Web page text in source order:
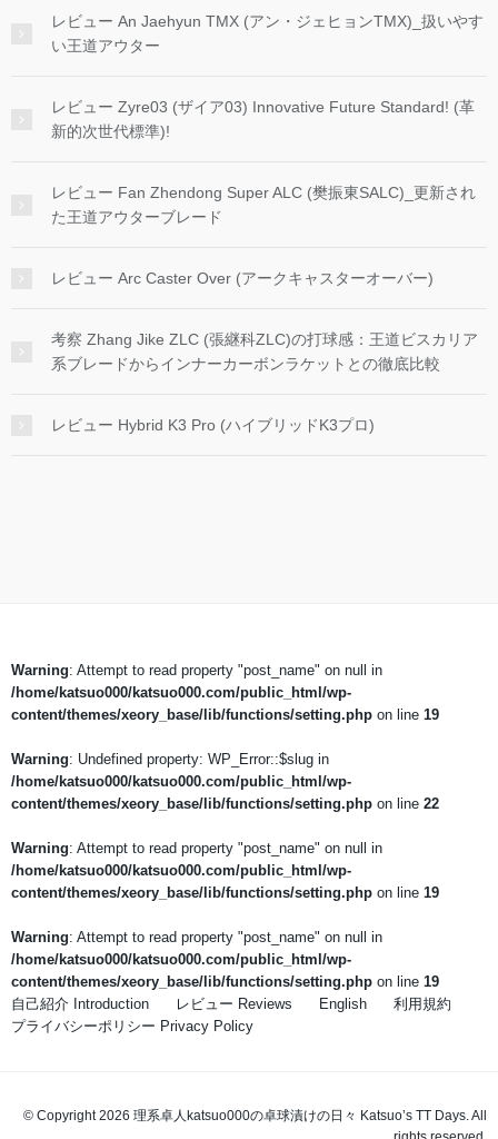
レビュー An Jaehyun TMX (アン・ジェヒョンTMX)_扱いやす
い王道アウター
レビュー Zyre03 (ザイア03) Innovative Future Standard! (革
新的次世代標準)!
レビュー Fan Zhendong Super ALC (樊振東SALC)_更新され
た王道アウターブレード
レビュー Arc Caster Over (アークキャスターオーバー)
考察 Zhang Jike ZLC (張継科ZLC)の打球感：王道ビスカリア
系ブレードからインナーカーボンラケットとの徹底比較
レビュー Hybrid K3 Pro (ハイブリッドK3プロ)
Warning: Attempt to read property "post_name" on null in
/home/katsuo000/katsuo000.com/public_html/wp-
content/themes/xeory_base/lib/functions/setting.php on line 19
Warning: Undefined property: WP_Error::$slug in
/home/katsuo000/katsuo000.com/public_html/wp-
content/themes/xeory_base/lib/functions/setting.php on line 22
Warning: Attempt to read property "post_name" on null in
/home/katsuo000/katsuo000.com/public_html/wp-
content/themes/xeory_base/lib/functions/setting.php on line 19
Warning: Attempt to read property "post_name" on null in
/home/katsuo000/katsuo000.com/public_html/wp-
content/themes/xeory_base/lib/functions/setting.php on line 19
自己紹介 Introduction
レビュー Reviews English
利用規約
プライバシーポリシー Privacy Policy
© Copyright 2026 理系卓人katsuo000の卓球漬けの日々 Katsuo’s TT Days. All